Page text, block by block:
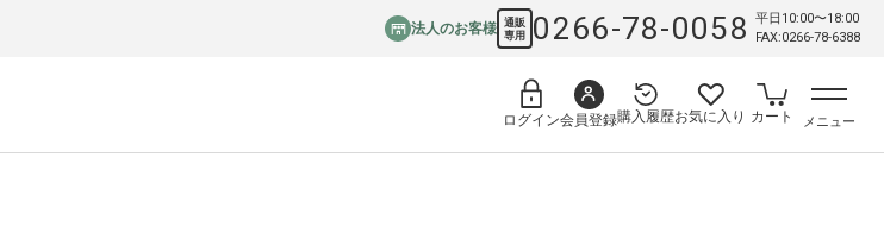
法人のお客様 通販
専用
0266-78-0058
平日10:00〜18:00
FAX:0266-78-6388
ログイン会員登録購入履歴お気に入り カート メニュー